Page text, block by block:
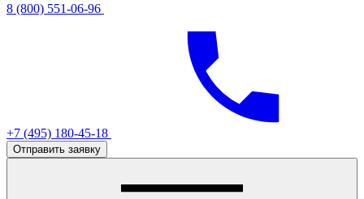
8 (800) 551-06-96
+7 (495) 180-45-18
Отправить заявку